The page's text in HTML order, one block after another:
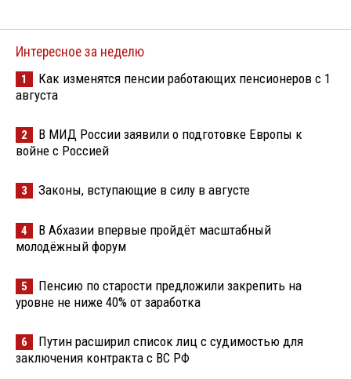
Интересное за неделю
1
Как изменятся пенсии работающих пенсионеров с 1
августа
2
В МИД России заявили о подготовке Европы к
войне с Россией
3 Законы, вступающие в силу в августе
4
В Абхазии впервые пройдёт масштабный
молодёжный форум
5
Пенсию по старости предложили закрепить на
уровне не ниже 40% от заработка
6
Путин расширил список лиц с судимостью для
заключения контракта с ВС РФ